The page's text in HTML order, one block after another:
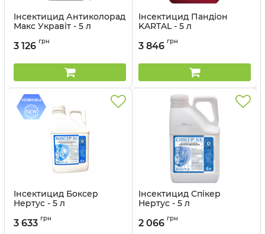
Інсектицид Антиколорад
Макс Укравіт - 5 л
3 126 грн
Інсектицид Пандіон
KARTAL - 5 л
3 846 грн
Інсектицид Боксер
Нертус - 5 л
3 633 грн
Інсектицид Спікер
Нертус - 5 л
2 066 грн